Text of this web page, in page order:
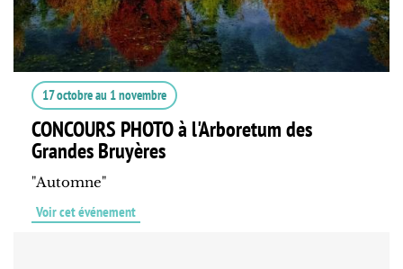
17 octobreau 1 novembre
CONCOURS PHOTO à l'Arboretum des
Grandes Bruyères
"Automne"
Voir cet événement